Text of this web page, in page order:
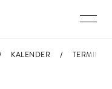
KALENDER TERMIN